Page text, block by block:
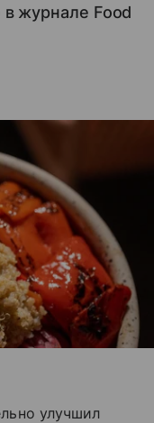
журнале Food
улучшил